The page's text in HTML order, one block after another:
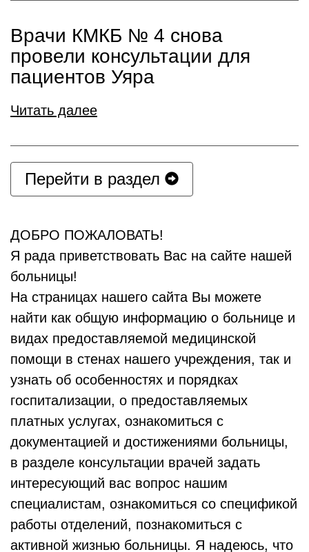
Врачи КМКБ № 4 снова
провели консультации для
пациентов Уяра
Читать далее
Перейти в раздел
ДОБРО ПОЖАЛОВАТЬ!
Я рада приветствовать Вас на сайте нашей
больницы!
На страницах нашего сайта Вы можете
найти как общую информацию о больнице и
видах предоставляемой медицинской
помощи в стенах нашего учреждения, так и
узнать об особенностях и порядках
госпитализации, о предоставляемых
платных услугах, ознакомиться с
документацией и достижениями больницы,
в разделе консультации врачей задать
интересующий вас вопрос нашим
специалистам, ознакомиться со спецификой
работы отделений, познакомиться с
активной жизнью больницы. Я надеюсь, что